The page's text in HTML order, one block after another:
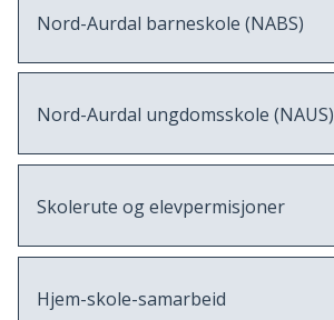
Nord-Aurdal barneskole (NABS)
Nord-Aurdal ungdomsskole (NAUS)
Skolerute og elevpermisjoner
Hjem-skole-samarbeid